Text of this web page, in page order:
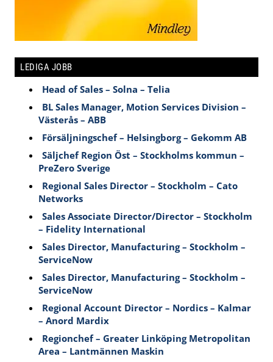
LEDIGA JOBB
Head of Sales – Solna – Telia
BL Sales Manager, Motion Services Division –
Västerås – ABB
Försäljningschef – Helsingborg – Gekomm AB
Säljchef Region Öst – Stockholms kommun –
PreZero Sverige
Regional Sales Director – Stockholm – Cato
Networks
Sales Associate Director/Director – Stockholm
– Fidelity International
Sales Director, Manufacturing – Stockholm –
ServiceNow
Sales Director, Manufacturing – Stockholm –
ServiceNow
Regional Account Director – Nordics – Kalmar
– Anord Mardix
Regionchef – Greater Linköping Metropolitan
Area – Lantmännen Maskin